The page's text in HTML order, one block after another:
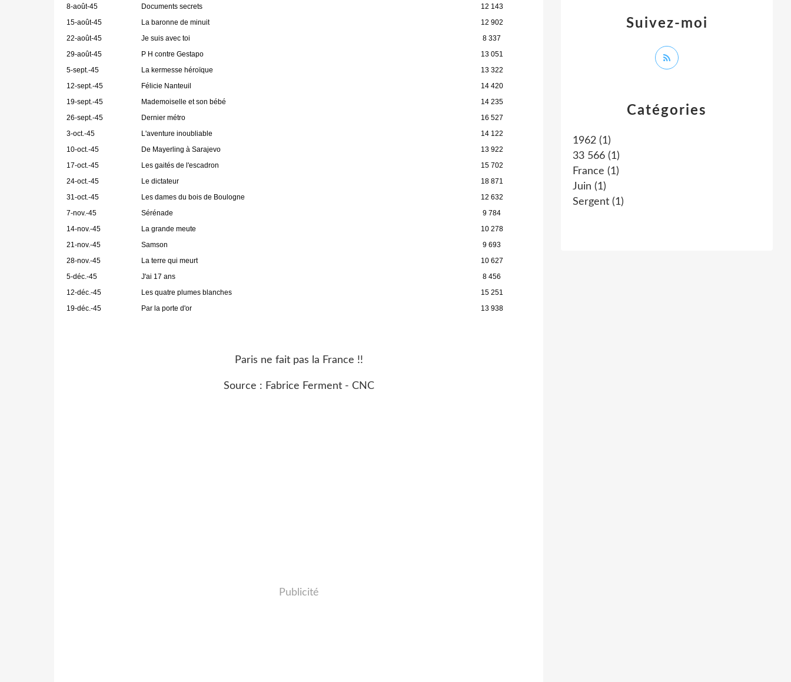
8-août-45
Documents secrets
12 143
15-août-45
La baronne de minuit
12 902
22-août-45
Je suis avec toi
8 337
29-août-45
P H contre Gestapo
13 051
5-sept.-45
La kermesse héroïque
13 322
12-sept.-45
Félicie Nanteuil
14 420
19-sept.-45
Mademoiselle et son bébé
14 235
26-sept.-45
Dernier métro
16 527
3-oct.-45
L'aventure inoubliable
14 122
10-oct.-45
De Mayerling à Sarajevo
13 922
17-oct.-45
Les gaités de l'escadron
15 702
24-oct.-45
Le dictateur
18 871
31-oct.-45
Les dames du bois de Boulogne
12 632
7-nov.-45
Sérénade
9 784
14-nov.-45
La grande meute
10 278
21-nov.-45
Samson
9 693
28-nov.-45
La terre qui meurt
10 627
5-déc.-45
J'ai 17 ans
8 456
12-déc.-45
Les quatre plumes blanches
15 251
19-déc.-45
Par la porte d'or 13 938
Paris ne fait pas la France !!
Source : Fabrice Ferment - CNC
Publicité
Catégories
1962 (1)
33 566 (1)
France (1)
Juin (1)
Sergent (1)
Suivez-moi